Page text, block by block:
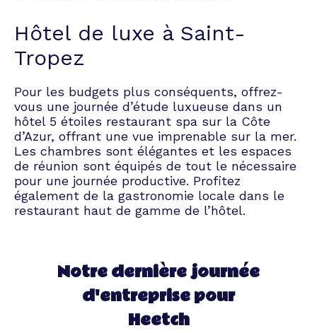
Hôtel de luxe à Saint-
Tropez
Pour les budgets plus conséquents, offrez-
vous une journée d’étude luxueuse dans un
hôtel 5 étoiles restaurant spa sur la Côte
d’Azur, offrant une vue imprenable sur la mer.
Les chambres sont élégantes et les espaces
de réunion sont équipés de tout le nécessaire
pour une journée productive. Profitez
également de la gastronomie locale dans le
restaurant haut de gamme de l’hôtel.
Notre dernière journée
d'entreprise pour
Heetch